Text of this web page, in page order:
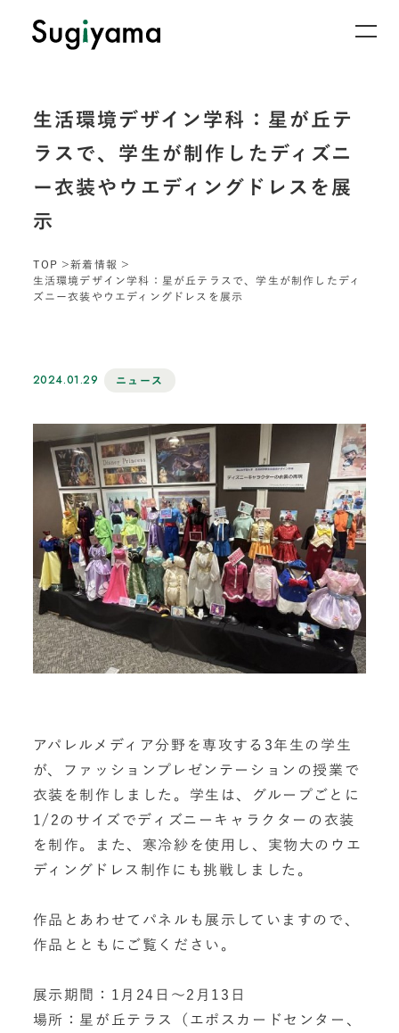
生活環境デザイン学科：星が丘テ
ラスで、学生が制作したディズニ
ー衣装やウエディングドレスを展
示
TOP
新着情報
生活環境デザイン学科：星が丘テラスで、学生が制作したディ
ズニー衣装やウエディングドレスを展示
2024.01.29 ニュース
アパレルメディア分野を専攻する 3年生の学生
が、ファッションプレゼンテーションの授業で
衣装を制作しました。学生は、グループごとに
1/2のサイズでディズニーキャラクターの衣装
を制作。また、寒冷紗を使用し、実物大のウエ
ディングドレス制作にも挑戦しました。
作品とあわせてパネルも展示していますので、
作品とともにご覧ください。
展示期間： 1 月 24 日～2 月 13 日
場所：星が丘テラス（エポスカードセンター、